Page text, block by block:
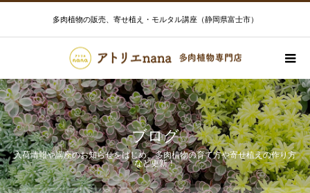
多肉植物の販売、寄せ植え・モルタル講座（静岡県富士市）
ブログ
入荷情報や講座のお知らせをはじめ、多肉植物の育て方や寄せ植えの作り方
など更新！